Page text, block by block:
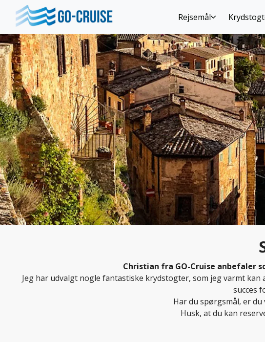
Rejsemål
Christian fra GO-Cruise anbefaler
Jeg har udvalgt nogle fantastiske krydstogter, som jeg varmt
succes
Har du spørgsmål, er
Husk, at du kan